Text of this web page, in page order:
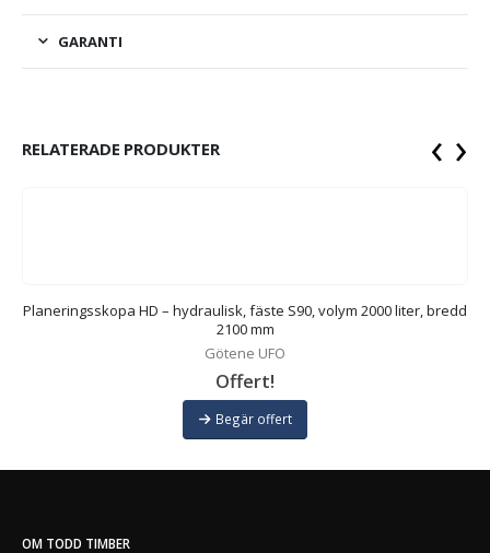
GARANTI
RELATERADE PRODUKTER
Planeringsskopa HD – hydraulisk, fäste S90, volym 2000 liter, bredd
2100 mm
Götene UFO
Offert!
Begär offert
‹ ›
OM TODD TIMBER